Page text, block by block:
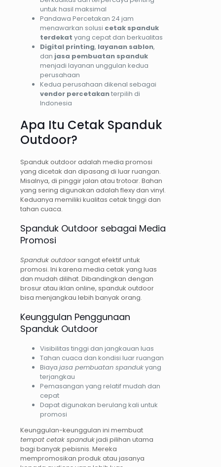
untuk hasil maksimal
Pandawa Percetakan 24 jam
menawarkan solusi cetak spanduk
terdekat yang cepat dan berkualitas
Digital printing, layanan sablon,
dan jasa pembuatan spanduk
menjadi layanan unggulan kedua
perusahaan
Kedua perusahaan dikenal sebagai
vendor percetakanterpilih di
Indonesia
Apa Itu Cetak Spanduk
Outdoor?
Spanduk outdoor adalah media promosi
yang dicetak dan dipasang di luar ruangan.
Misalnya, di pinggir jalan atau trotoar. Bahan
yang sering digunakan adalah flexy dan vinyl.
Keduanya memiliki kualitas cetak tinggi dan
tahan cuaca.
Spanduk Outdoor sebagai Media
Promosi
Spanduk outdoorsangat efektif untuk
promosi. Ini karena media cetak yang luas
dan mudah dilihat. Dibandingkan dengan
brosur atau iklan online, spanduk outdoor
bisa menjangkau lebih banyak orang.
Keunggulan Penggunaan
Spanduk Outdoor
Visibilitas tinggi dan jangkauan luas
Tahan cuaca dan kondisi luar ruangan
Biaya jasa pembuatan spandukyang
terjangkau
Pemasangan yang relatif mudah dan
cepat
Dapat digunakan berulang kali untuk
promosi
Keunggulan-keunggulan ini membuat
tempat cetak spandukjadi pilihan utama
bagi banyak pebisnis. Mereka
mempromosikan produk atau jasanya